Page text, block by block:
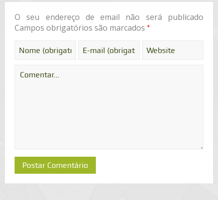
O seu endereço de email não será publicado
Campos obrigatórios são marcados *